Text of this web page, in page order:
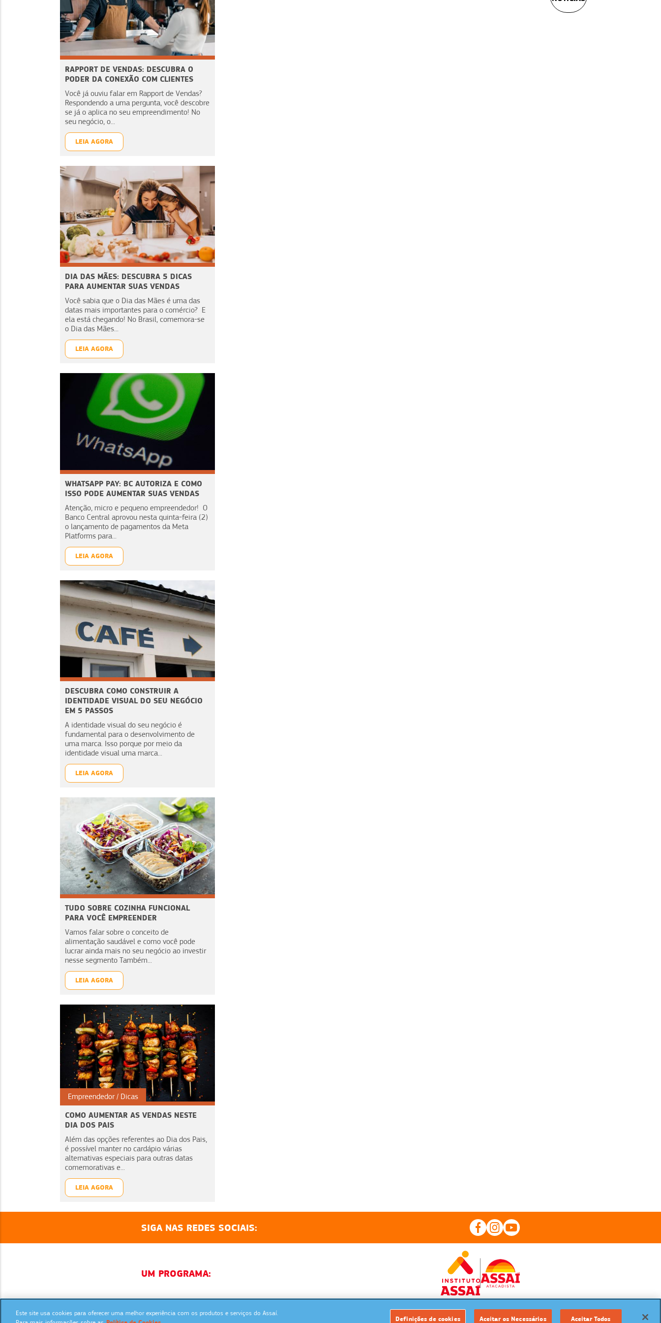
RAPPORT DE VENDAS: DESCUBRA O
PODER DA CONEXÃO COM CLIENTES
Você já ouviu falar em Rapport de Vendas?
Respondendo a uma pergunta, você descobre
se já o aplica no seu empreendimento! No
seu negócio, o...
LEIA AGORA
DIA DAS MÃES: DESCUBRA 5 DICAS
PARA AUMENTAR SUAS VENDAS
Você sabia que o Dia das Mães é uma das
datas mais importantes para o comércio? E
ela está chegando! No Brasil, comemora-se
o Dia das Mães...
LEIA AGORA
WHATSAPP PAY: BC AUTORIZA E COMO
ISSO PODE AUMENTAR SUAS VENDAS
Atenção, micro e pequeno empreendedor! O
Banco Central aprovou nesta quinta-feira (2)
o lançamento de pagamentos da Meta
Platforms para...
LEIA AGORA
DESCUBRA COMO CONSTRUIR A
IDENTIDADE VISUAL DO SEU NEGÓCIO
EM 5 PASSOS
A identidade visual do seu negócio é
fundamental para o desenvolvimento de
uma marca. Isso porque por meio da
identidade visual uma marca...
LEIA AGORA
TUDO SOBRE COZINHA FUNCIONAL
PARA VOCÊ EMPREENDER
Vamos falar sobre o conceito de
alimentação saudável e como você pode
lucrar ainda mais no seu negócio ao investir
nesse segmento Também...
LEIA AGORA
Empreendedor Dicas
COMO AUMENTAR AS VENDAS NESTE
DIA DOS PAIS
Além das opções referentes ao Dia dos Pais,
é possível manter no cardápio várias
alternativas especiais para outras datas
comemorativas e...
LEIA AGORA
SIGA NAS REDES SOCIAIS:
UM PROGRAMA:
Este site usa cookies para oferecer uma melhor experiência com os produtos e serviços do Assaí.
Definições de cookies Aceitar os Necessários Aceitar Todos